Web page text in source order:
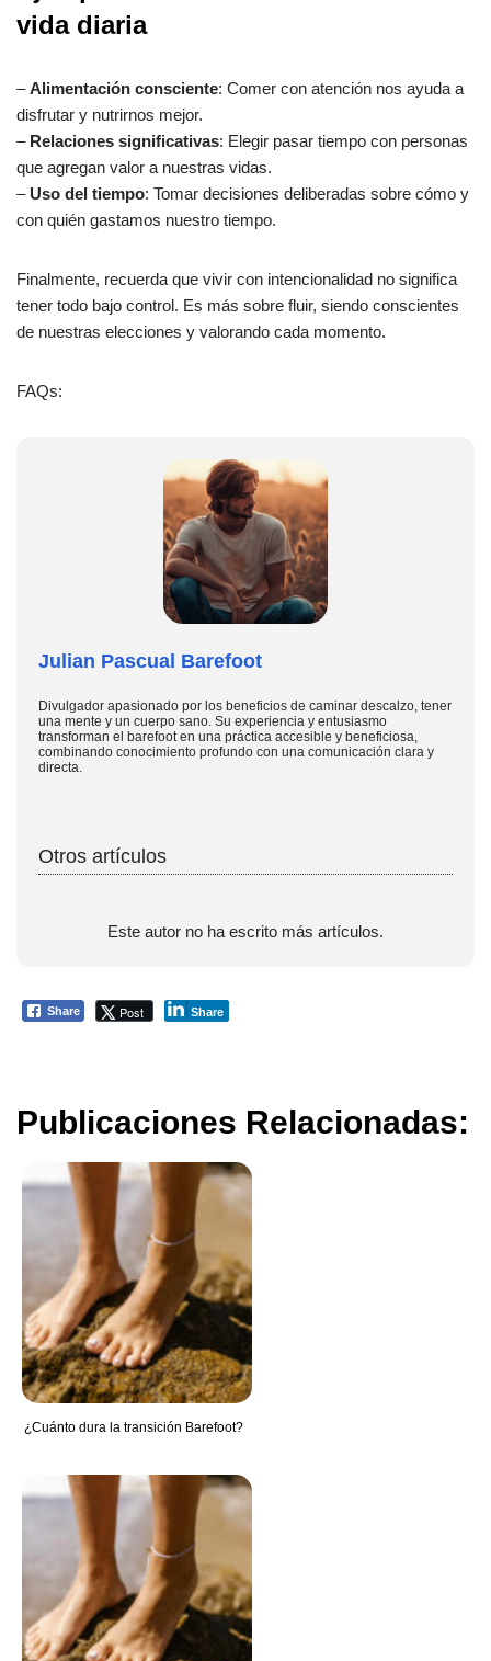
vida diaria
–Alimentación consciente: Comer con atención nos ayuda a
disfrutar y nutrirnos mejor.
– Relaciones significativas: Elegir pasar tiempo con personas
que agregan valor a nuestras vidas.
– Uso del tiempo: Tomar decisiones deliberadas sobre cómo y
con quién gastamos nuestro tiempo.
Finalmente, recuerda que vivir con intencionalidad no significa
tener todo bajo control. Es más sobre fluir, siendo conscientes
de nuestras elecciones y valorando cada momento.
FAQs:
Julian Pascual Barefoot
Divulgador apasionado por los beneficios de caminar descalzo, tener
una mente y un cuerpo sano. Su experiencia y entusiasmo
transforman el barefoot en una práctica accesible y beneficiosa,
combinando conocimiento profundo con una comunicación clara y
directa.
Otros artículos
Este autor no ha escrito más artículos.
Share Post Share
Publicaciones Relacionadas:
¿Cuánto dura la transición Barefoot?